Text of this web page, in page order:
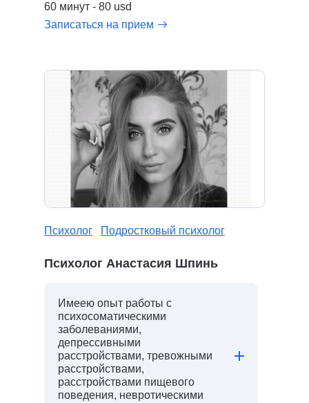
60 минут - 80 usd
Записаться на прием
Психолог Подростковый психолог
Психолог Анастасия Шпинь
Имеею опыт работы с
психосоматическими
заболеваниями,
депрессивными
расстройствами, тревожными
расстройствами,
расстройствами пищевого
поведения, невротическими